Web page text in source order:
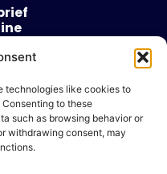
technologies like cookies to
to these
such as browsing behavior or
withdrawing consent, may